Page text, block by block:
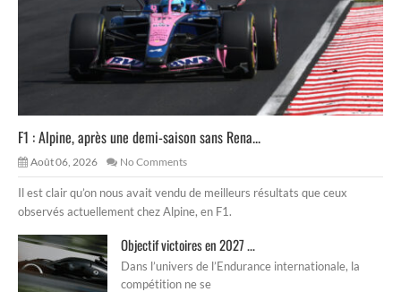
F1 : Alpine, après une demi-saison sans Rena...
Août 06, 2026 No Comments
Il est clair qu’on nous avait vendu de meilleurs résultats que ceux
observés actuellement chez Alpine, en F1.
Objectif victoires en 2027 ...
Dans l’univers de l’Endurance internationale, la
compétition ne se